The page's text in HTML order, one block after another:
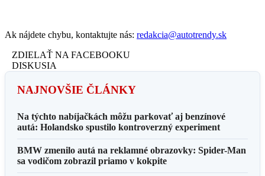
Ak nájdete chybu, kontaktujte nás: redakcia@autotrendy.sk
ZDIELAŤ NA FACEBOOKU
DISKUSIA
NAJNOVŠIE ČLÁNKY
Na týchto nabíjačkách môžu parkovať aj benzínové
autá: Holandsko spustilo kontroverzný experiment
BMW zmenilo autá na reklamné obrazovky: Spider-Man
sa vodičom zobrazil priamo v kokpite